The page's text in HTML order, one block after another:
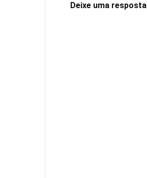
Deixe uma resposta